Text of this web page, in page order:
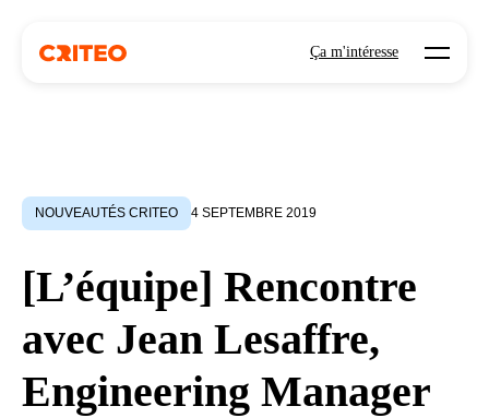
Ça m'intéresse Open
NOUVEAUTÉS CRITEO 4 SEPTEMBRE 2019
[L’équipe] Rencontre
avec Jean Lesaffre,
Engineering Manager